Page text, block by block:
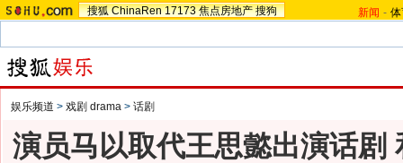
搜狐 ChinaRen 17173 焦点房地产 搜狗 新闻 -
娱乐频道 > 戏剧 drama > 话剧
演员马以取代王思懿出演话剧